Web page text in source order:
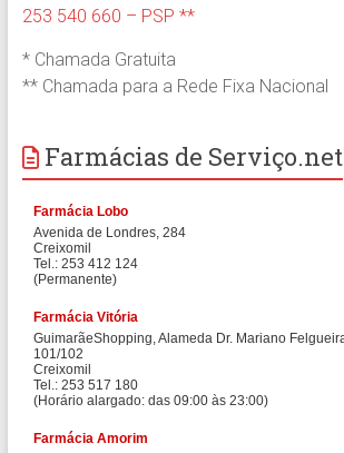
253 540 660 – PSP **
* Chamada Gratuita
** Chamada para a Rede Fixa Nacional
Farmácias de Serviço.net